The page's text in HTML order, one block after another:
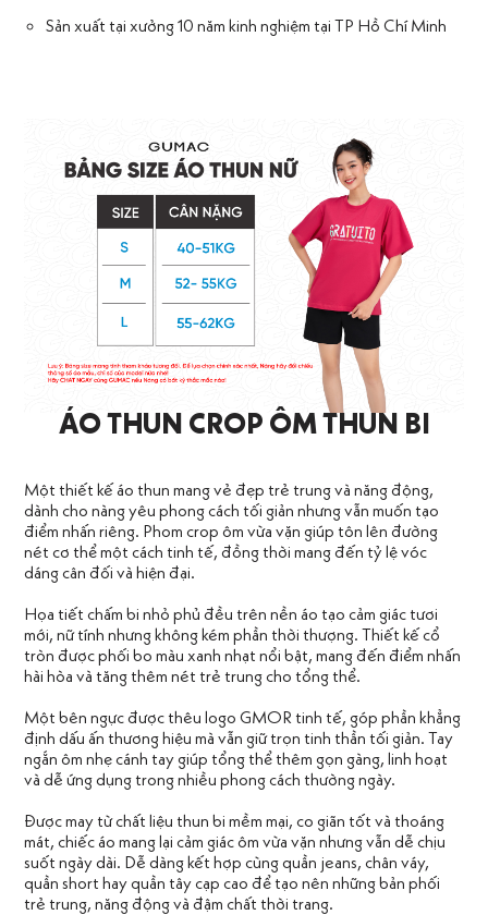
Sản xuất tại xưởng 10 năm kinh nghiệm tại TP Hồ Chí Minh
ÁO THUN CROP ÔM THUN BI
Một thiết kế áo thun mang vẻ đẹp trẻ trung và năng động,
dành cho nàng yêu phong cách tối giản nhưng vẫn muốn tạo
điểm nhấn riêng. Phom crop ôm vừa vặn giúp tôn lên đường
nét cơ thể một cách tinh tế, đồng thời mang đến tỷ lệ vóc
dáng cân đối và hiện đại.
Họa tiết chấm bi nhỏ phủ đều trên nền áo tạo cảm giác tươi
mới, nữ tính nhưng không kém phần thời thượng. Thiết kế cổ
tròn được phối bo màu xanh nhạt nổi bật, mang đến điểm nhấn
hài hòa và tăng thêm nét trẻ trung cho tổng thể.
Một bên ngực được thêu logo GMOR tinh tế, góp phần khẳng
định dấu ấn thương hiệu mà vẫn giữ trọn tinh thần tối giản. Tay
ngắn ôm nhẹ cánh tay giúp tổng thể thêm gọn gàng, linh hoạt
và dễ ứng dụng trong nhiều phong cách thường ngày.
Được may từ chất liệu thun bi mềm mại, co giãn tốt và thoáng
mát, chiếc áo mang lại cảm giác ôm vừa vặn nhưng vẫn dễ chịu
suốt ngày dài. Dễ dàng kết hợp cùng quần jeans, chân váy,
quần short hay quần tây cạp cao để tạo nên những bản phối
trẻ trung, năng động và đậm chất thời trang.